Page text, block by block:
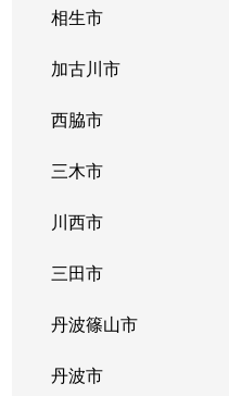
潮江
潮江
潮江
潮江
椎堂
下坂部
下坂部
下坂部
相生市
加古川市
西脇市
三木市
川西市
三田市
丹波篠山市
丹波市